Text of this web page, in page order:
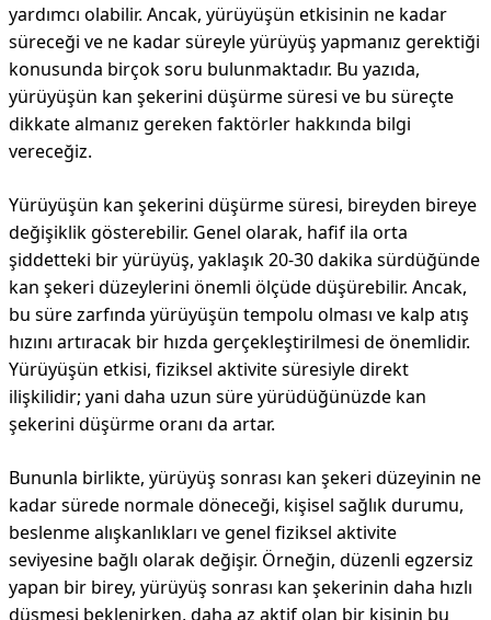
yardımcı olabilir. Ancak, yürüyüşün etkisinin ne kadar
süreceği ve ne kadar süreyle yürüyüş yapmanız gerektiği
konusunda birçok soru bulunmaktadır. Bu yazıda,
yürüyüşün kan şekerini düşürme süresi ve bu süreçte
dikkate almanız gereken faktörler hakkında bilgi
vereceğiz.
Yürüyüşün kan şekerini düşürme süresi, bireyden bireye
değişiklik gösterebilir. Genel olarak, hafif ila orta
şiddetteki bir yürüyüş, yaklaşık 20-30 dakika sürdüğünde
kan şekeri düzeylerini önemli ölçüde düşürebilir. Ancak,
bu süre zarfında yürüyüşün tempolu olması ve kalp atış
hızını artıracak bir hızda gerçekleştirilmesi de önemlidir.
Yürüyüşün etkisi, fiziksel aktivite süresiyle direkt
ilişkilidir; yani daha uzun süre yürüdüğünüzde kan
şekerini düşürme oranı da artar.
Bununla birlikte, yürüyüş sonrası kan şekeri düzeyinin ne
kadar sürede normale döneceği, kişisel sağlık durumu,
beslenme alışkanlıkları ve genel fiziksel aktivite
seviyesine bağlı olarak değişir. Örneğin, düzenli egzersiz
yapan bir birey, yürüyüş sonrası kan şekerinin daha hızlı
düşmesi beklenirken, daha az aktif olan bir kişinin bu